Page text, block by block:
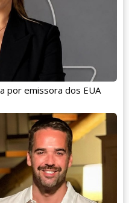
por emissora dos EUA